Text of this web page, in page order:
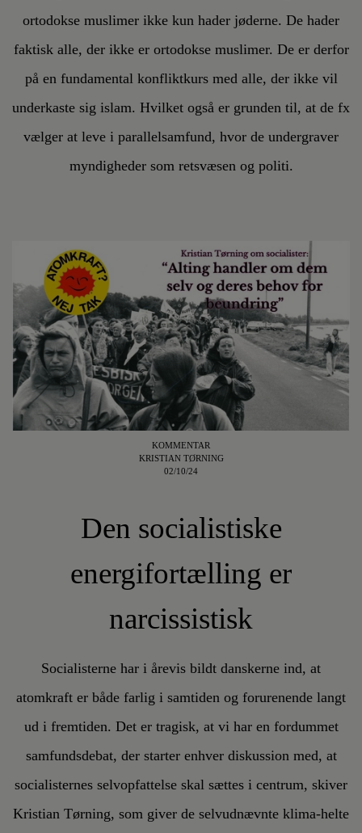
ortodokse muslimer ikke kun hader jøderne. De hader
faktisk alle, der ikke er ortodokse muslimer. De er derfor
på en fundamental konfliktkurs med alle, der ikke vil
underkaste sig islam. Hvilket også er grunden til, at de fx
vælger at leve i parallelsamfund, hvor de undergraver
myndigheder som retsvæsen og politi.
KOMMENTAR
KRISTIAN TØRNING
02/10/24
Den socialistiske
energifortælling er
narcissistisk
Socialisterne har i årevis bildt danskerne ind, at
atomkraft er både farlig i samtiden og forurenende langt
ud i fremtiden. Det er tragisk, at vi har en fordummet
samfundsdebat, der starter enhver diskussion med, at
socialisternes selvopfattelse skal sættes i centrum, skiver
Kristian Tørning, som giver de selvudnævnte klima-helte